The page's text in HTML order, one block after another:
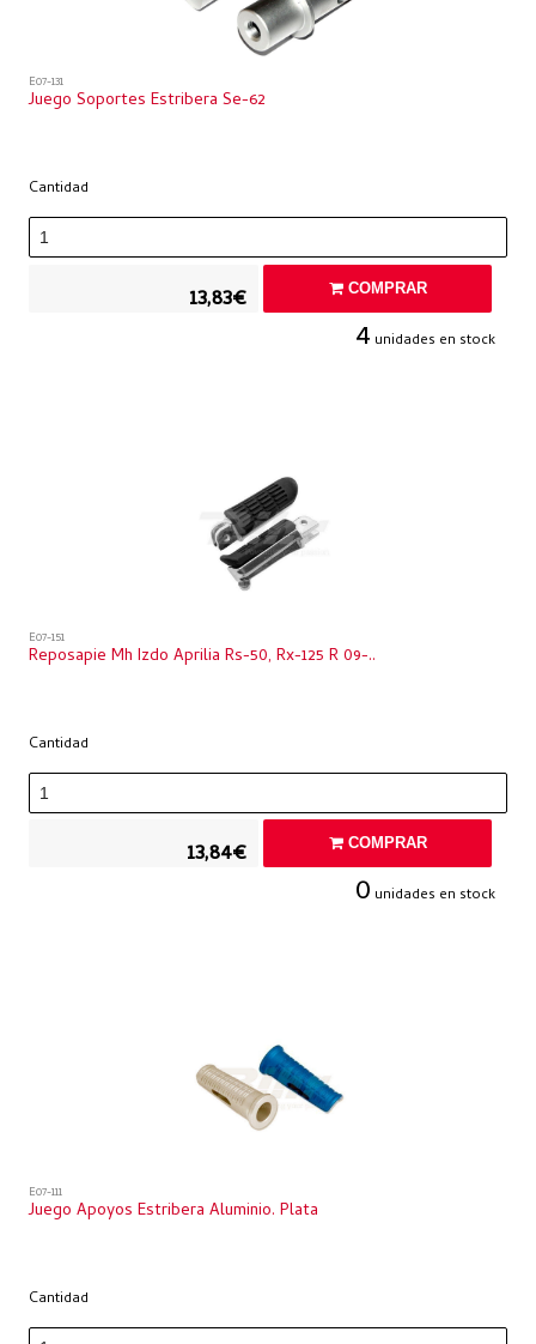
E07-131
Juego Soportes Estribera Se-62
Cantidad
13,83€ COMPRAR
4 unidades en stock
E07-151
Reposapie Mh Izdo Aprilia Rs-50, Rx-125 R 09-..
Cantidad
13,84€ COMPRAR
0 unidades en stock
E07-111
Juego Apoyos Estribera Aluminio. Plata
Cantidad